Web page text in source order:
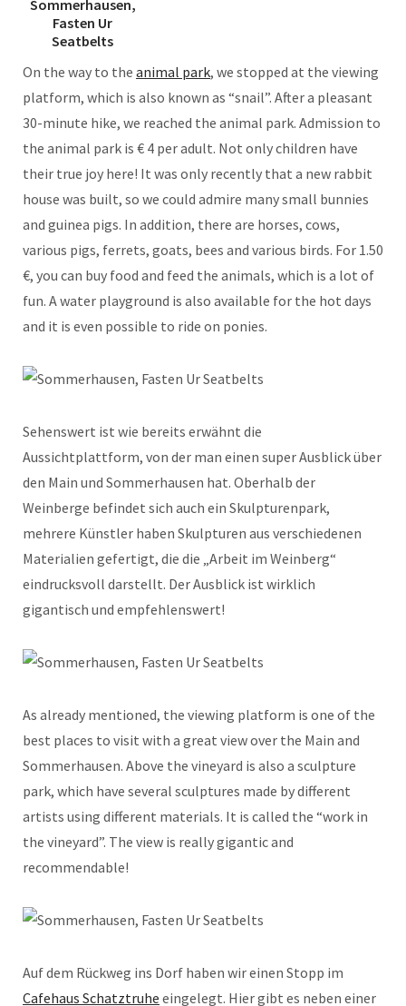
On the way to the animal park, we stopped at the viewing
platform, which is also known as “snail”. After a pleasant
30-minute hike, we reached the animal park. Admission to
the animal park is € 4 per adult. Not only children have
their true joy here! It was only recently that a new rabbit
house was built, so we could admire many small bunnies
and guinea pigs. In addition, there are horses, cows,
various pigs, ferrets, goats, bees and various birds. For 1.50
€, you can buy food and feed the animals, which is a lot of
fun. A water playground is also available for the hot days
and it is even possible to ride on ponies.
Sehenswert ist wie bereits erwähnt die
Aussichtplattform, von der man einen super Ausblick über
den Main und Sommerhausen hat. Oberhalb der
Weinberge befindet sich auch ein Skulpturenpark,
mehrere Künstler haben Skulpturen aus verschiedenen
Materialien gefertigt, die die „Arbeit im Weinberg“
eindrucksvoll darstellt. Der Ausblick ist wirklich
gigantisch und empfehlenswert!
As already mentioned, the viewing platform is one of the
best places to visit with a great view over the Main and
Sommerhausen. Above the vineyard is also a sculpture
park, which have several sculptures made by different
artists using different materials. It is called the “work in
the vineyard”. The view is really gigantic and
recommendable!
Auf dem Rückweg ins Dorf haben wir einen Stopp im
Cafehaus Schatztruhe eingelegt. Hier gibt es neben einer